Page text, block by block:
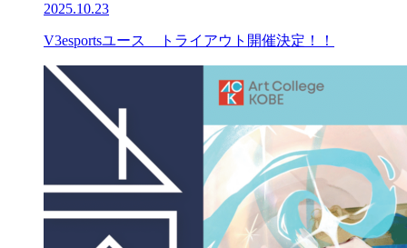
2025.10.23
V3esportsユース トライアウト開催決定！！